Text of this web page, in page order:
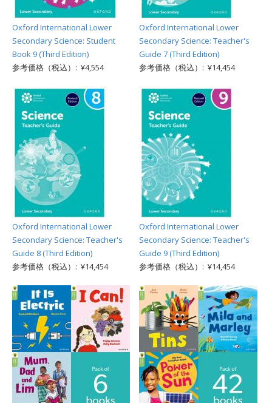
Oxford International Lower
Secondary Science: Student
Book 9 (Third Edition)
参考価格（税込）: ¥4,554
Oxford International Lower
Secondary Science: Teacher's
Guide 7 (Third Edition)
参考価格（税込）: ¥14,454
Oxford International Lower
Secondary Science: Teacher's
Guide 8 (Third Edition)
参考価格（税込）: ¥14,454
Oxford International Lower
Secondary Science: Teacher's
Guide 9 (Third Edition)
参考価格（税込）: ¥14,454